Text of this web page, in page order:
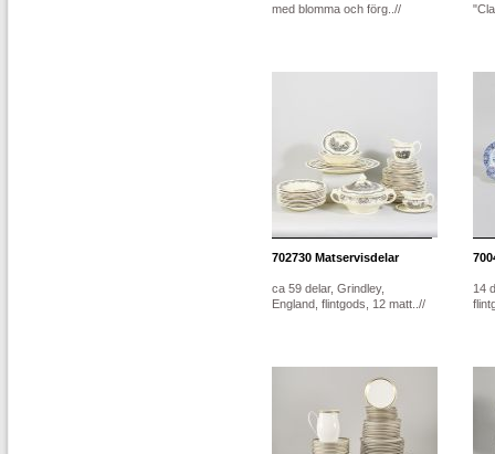
med blomma och förg..//
702730 Matservisdelar
ca 59 delar, Grindley,
England, flintgods, 12 matt..//
14